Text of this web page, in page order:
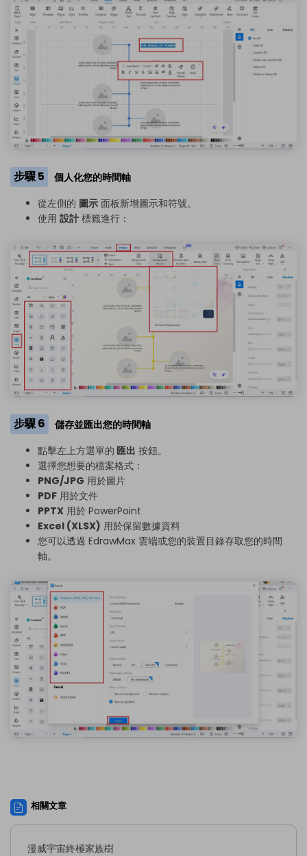
步驟 5
個人化您的時間軸
從左側的 圖示 面板新增圖示和符號。
使用 設計 標籤進行：
步驟 6
儲存並匯出您的時間軸
點擊左上方選單的 匯出 按鈕。
選擇您想要的檔案格式：
PNG/JPG 用於圖片
PDF 用於文件
PPTX 用於 PowerPoint
Excel (XLSX) 用於保留數據資料
您可以透過 EdrawMax 雲端或您的裝置目錄存取您的時間
軸。
相關文章
漫威宇宙終極家族樹